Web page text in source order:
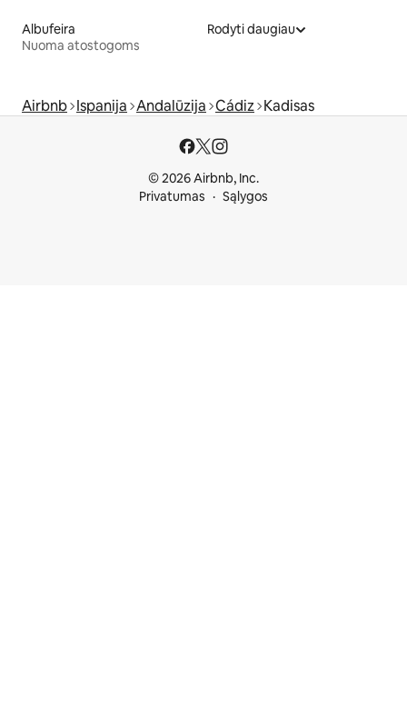
Albufeira
Nuoma atostogoms
Rodyti daugiau
Airbnb Ispanija Andalūzija Cádiz Kadisas
© 2026 Airbnb, Inc.
Privatumas
Sąlygos